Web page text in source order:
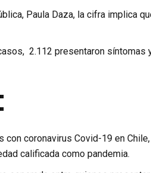
Paula Daza, la cifra implica
2.112 presentaron síntomas
coronavirus Covid-19 en
calificada como pandemia.